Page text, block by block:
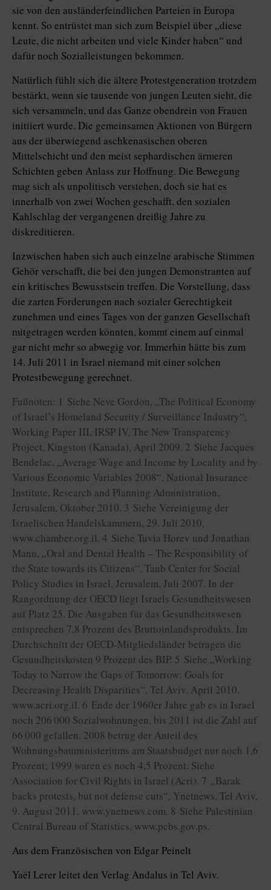
sie von den ausländerfeindlichen Parteien in Europa
kennt. So entrüstet man sich zum Beispiel über „diese
Leute, die nicht arbeiten und viele Kinder haben“ und
dafür noch Sozialleistungen bekommen.
Natürlich fühlt sich die ältere Protestgeneration trotzdem
bestärkt, wenn sie tausende von jungen Leuten sieht, die
sich versammeln, und das Ganze obendrein von Frauen
initiiert wurde. Die gemeinsamen Aktionen von Bürgern
aus der überwiegend aschkenasischen oberen
Mittelschicht und den meist sephardischen ärmeren
Schichten geben Anlass zur Hoffnung. Die Bewegung
mag sich als unpolitisch verstehen, doch sie hat es
innerhalb von zwei Wochen geschafft, den sozialen
Kahlschlag der vergangenen dreißig Jahre zu
diskreditieren.
Inzwischen haben sich auch einzelne arabische Stimmen
Gehör verschafft, die bei den jungen Demonstranten auf
ein kritisches Bewusstsein treffen. Die Vorstellung, dass
die zarten Forderungen nach sozialer Gerechtigkeit
zunehmen und eines Tages von der ganzen Gesellschaft
mitgetragen werden könnten, kommt einem auf einmal
gar nicht mehr so abwegig vor. Immerhin hätte bis zum
14. Juli 2011 in Israel niemand mit einer solchen
Protestbewegung gerechnet.
Fußnoten: 1 Siehe Neve Gordon, „The Political Economy
of Israel’s Homeland Security / Surveillance Industry“,
Working Paper III, IRSP IV, The New Transparency
Project, Kingston (Kanada), April 2009. 2 Siehe Jacques
Bendelac, „Average Wage and Income by Locality and by
Various Economic Variables 2008“, National Insurance
Institute, Research and Planning Administration,
Jerusalem, Oktober 2010. 3 Siehe Vereinigung der
Israelischen Handelskammern, 29. Juli 2010,
www.chamber.org.il. 4 Siehe Tuvia Horev und Jonathan
Mann, „Oral and Dental Health – The Responsibility of
the State towards its Citizens“, Taub Center for Social
Policy Studies in Israel, Jerusalem, Juli 2007. In der
Rangordnung der OECD liegt Israels Gesundheitswesen
auf Platz 25. Die Ausgaben für das Gesundheitswesen
entsprechen 7,8 Prozent des Bruttoinlandsprodukts. Im
Durchschnitt der OECD-Mitgliedsländer betragen die
Gesundheitskosten 9 Prozent des BIP. 5 Siehe „Working
Today to Narrow the Gaps of Tomorrow: Goals for
Decreasing Health Disparities“, Tel Aviv, April 2010,
www.acri.org.il. 6 Ende der 1960er Jahre gab es in Israel
noch 206 000 Sozialwohnungen, bis 2011 ist die Zahl auf
66 000 gefallen. 2008 betrug der Anteil des
Wohnungsbauministeriums am Staatsbudget nur noch 1,6
Prozent; 1999 waren es noch 4,5 Prozent. Siehe
Association for Civil Rights in Israel (Acri). 7 „Barak
backs protests, but not defense cuts“, Ynetnews, Tel Aviv,
9. August 2011, www.ynetnews.com. 8 Siehe Palestinian
Central Bureau of Statistics, www.pcbs.gov.ps.
Aus dem Französischen von Edgar Peinelt
Yaël Lerer leitet den Verlag Andalus in Tel Aviv.